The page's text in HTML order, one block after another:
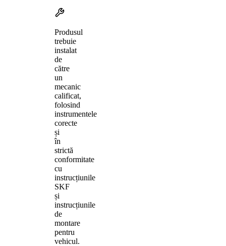
Produsul
trebuie
instalat
de
către
un
mecanic
calificat,
folosind
instrumentele
corecte
și
în
strictă
conformitate
cu
instrucțiunile
SKF
și
instrucțiunile
de
montare
pentru
vehicul.